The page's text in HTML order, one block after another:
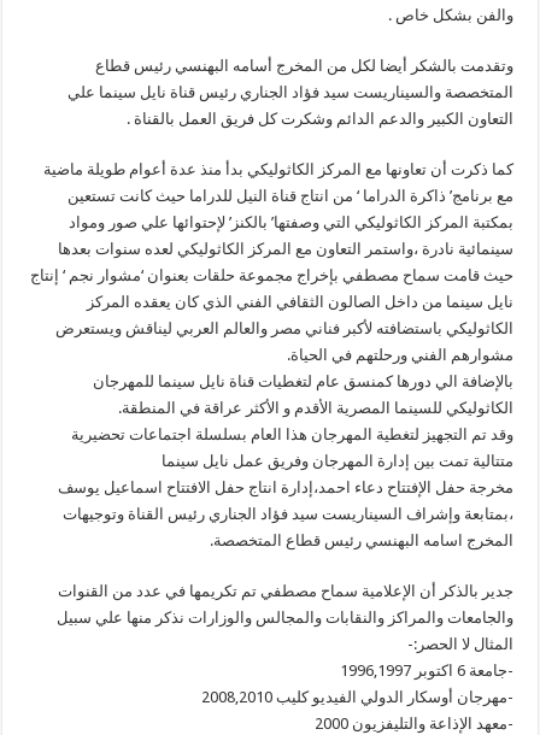
والفن بشكل خاص .
وتقدمت بالشكر أيضا لكل من المخرج أسامه البهنسي رئيس قطاع
المتخصصة والسيناريست سيد فؤاد الجناري رئيس قناة نايل سينما علي
التعاون الكبير والدعم الدائم وشكرت كل فريق العمل بالقناة .
كما ذكرت أن تعاونها مع المركز الكاثوليكي بدأ منذ عدة أعوام طويلة ماضية
مع برنامج’ ذاكرة الدراما ‘ من انتاج قناة النيل للدراما حيث كانت تستعين
بمكتبة المركز الكاثوليكي التي وصفتها’ بالكنز’ لإحتوائها علي صور ومواد
سينمائية نادرة ،واستمر التعاون مع المركز الكاثوليكي لعده سنوات بعدها
حيث قامت سماح مصطفي بإخراج مجموعة حلقات بعنوان ‘مشوار نجم ‘ إنتاج
نايل سينما من داخل الصالون الثقافي الفني الذي كان يعقده المركز
الكاثوليكي باستضافته لأكبر فناني مصر والعالم العربي ليناقش ويستعرض
مشوارهم الفني ورحلتهم في الحياة.
بالإضافة الي دورها كمنسق عام لتغطيات قناة نايل سينما للمهرجان
الكاثوليكي للسينما المصرية الأقدم و الأكثر عراقة في المنطقة.
وقد تم التجهيز لتغطية المهرجان هذا العام بسلسلة اجتماعات تحضيرية
متتالية تمت بين إدارة المهرجان وفريق عمل نايل سينما
مخرجة حفل الإفتتاح دعاء احمد،إدارة انتاج حفل الافتتاح اسماعيل يوسف
،بمتابعة وإشراف السيناريست سيد فؤاد الجناري رئيس القناة وتوجيهات
المخرج اسامه البهنسي رئيس قطاع المتخصصة.
جدير بالذكر أن الإعلامية سماح مصطفي تم تكريمها في عدد من القنوات
والجامعات والمراكز والنقابات والمجالس والوزارات نذكر منها علي سبيل
المثال لا الحصر:-
-جامعة 6 اكتوبر 1996,1997
-مهرجان أوسكار الدولي الفيديو كليب 2008,2010
-معهد الإذاعة والتليفزيون 2000